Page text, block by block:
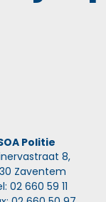
Politie
8,
Zaventem
02 660 59 11